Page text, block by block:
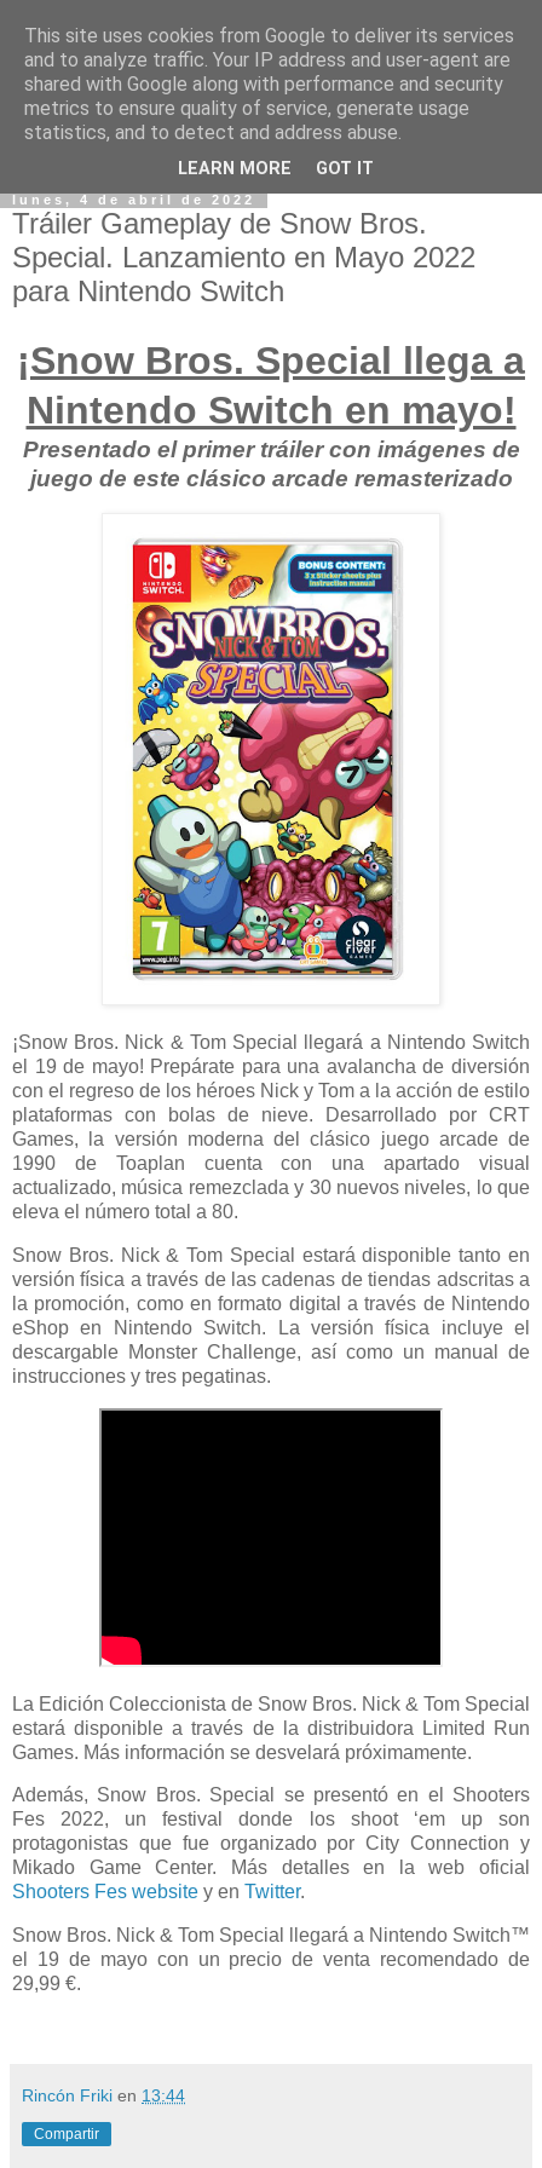
lunes, 4 de abril de 2022
Tráiler Gameplay de Snow Bros.
Special. Lanzamiento en Mayo 2022
para Nintendo Switch
¡Snow Bros. Special llega a
Nintendo Switch en mayo!
Presentado el primer tráiler con imágenes de
juego de este clásico arcade remasterizado
¡Snow Bros. Nick & Tom Special llegará a Nintendo Switch
el 19 de mayo! Prepárate para una avalancha de diversión
con el regreso de los héroes Nick y Tom a la acción de estilo
plataformas con bolas de nieve. Desarrollado por CRT
Games, la versión moderna del clásico juego arcade de
1990 de Toaplan cuenta con una apartado visual
actualizado, música remezclada y 30 nuevos niveles, lo que
eleva el número total a 80.
Snow Bros. Nick & Tom Special estará disponible tanto en
versión física a través de las cadenas de tiendas adscritas a
la promoción, como en formato digital a través de Nintendo
eShop en Nintendo Switch. La versión física incluye el
descargable Monster Challenge, así como un manual de
instrucciones y tres pegatinas.
La Edición Coleccionista de Snow Bros. Nick & Tom Special
estará disponible a través de la distribuidora Limited Run
Games. Más información se desvelará próximamente.
Además, Snow Bros. Special se presentó en el Shooters
Fes 2022, un festival donde los shoot ‘em up son
protagonistas que fue organizado por City Connection y
Mikado Game Center. Más detalles en la web oficial
Shooters Fes website y en Twitter.
Snow Bros. Nick & Tom Special llegará a Nintendo Switch™
el 19 de mayo con un precio de venta recomendado de
29,99 €.
Rincón Friki en 13:44
Compartir
This site uses cookies from Google to deliver its services
and to analyze traffic. Your IP address and user-agent are
shared with Google along with performance and security
metrics to ensure quality of service, generate usage
statistics, and to detect and address abuse.
LEARN MORE GOT IT